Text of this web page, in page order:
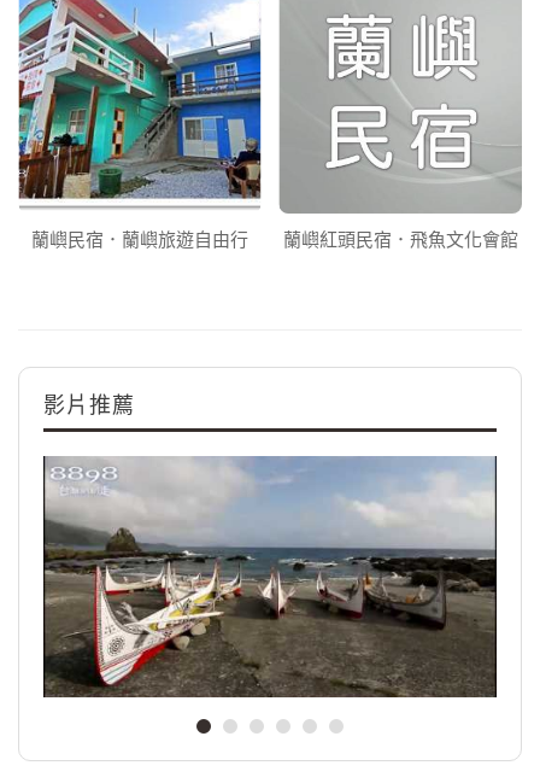
蘭嶼民宿．蘭嶼旅遊自由行 蘭嶼紅頭民宿．飛魚文化會館
影片推薦